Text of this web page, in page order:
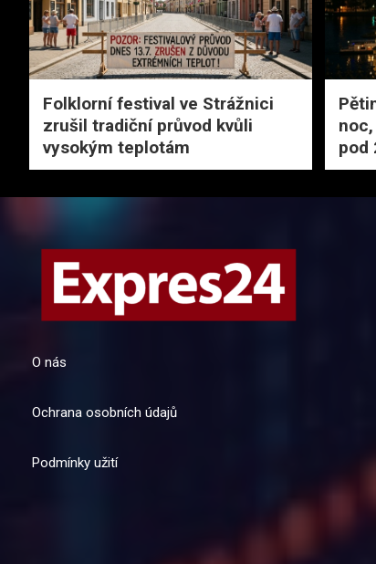
Folklorní festival ve Strážnici
zrušil tradiční průvod kvůli
vysokým teplotám
pod
O nás
Ochrana osobních údajů
Podmínky užití